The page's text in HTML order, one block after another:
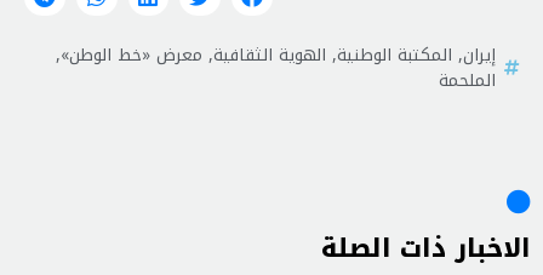
إيران, المكتبة الوطنية, الهوية الثقافية, معرض «خط الوطن»,
الملحمة
الاخبار ذات الصلة